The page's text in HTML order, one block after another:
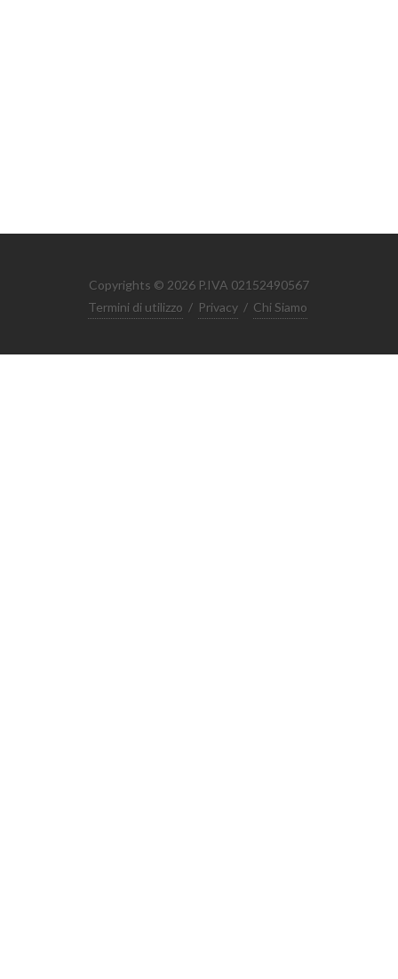
Copyrights © 2026 P.IVA 02152490567
Termini di utilizzo / Privacy / Chi Siamo